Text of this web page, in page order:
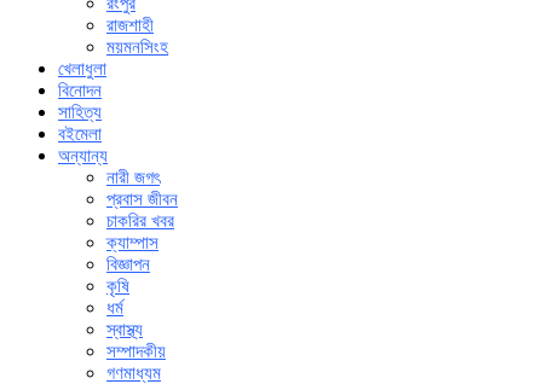
রাজশাহী
ময়মনসিংহ
খেলাধুলা
বিনোদন
সাহিত্য
বইমেলা
অন্যান্য
নারী জগৎ
প্রবাস জীবন
চাকরির খবর
ক্যাম্পাস
বিজ্ঞাপন
কৃষি
ধর্ম
স্বাস্থ্য
সম্পাদকীয়
গণমাধ্যম